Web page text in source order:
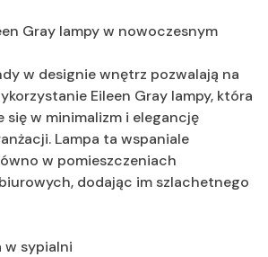
Gray lampy w nowoczesnym
w designie wnętrz pozwalają na
Eileen Gray lampy, która
się w minimalizm i elegancję
Lampa ta wspaniale
w pomieszczeniach
dodając im szlachetnego
w sypialni